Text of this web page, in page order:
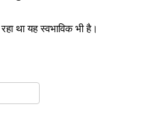
था यह स्वभाविक भी है।